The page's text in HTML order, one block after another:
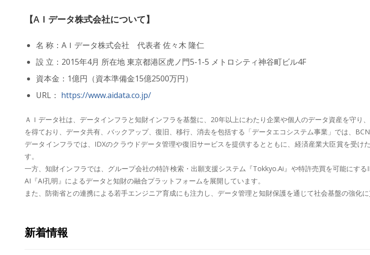
【AＩデータ株式会社について】
名 称：AＩデータ株式会社 代表者 佐々木 隆仁
設 立：2015年4月 所在地 東京都港区虎ノ門5-1-5 メトロシティ神谷町ビル4F
資本金：1億円（資本準備金15億2500万円）
URL： https://www.aidata.co.jp/
ＡＩデータ社は、データインフラと知財インフラを基盤に、20年以上にわたり企業や個人のデータ資産を守
を得ており、データ共有、バックアップ、復旧、移行、消去を包括する「データエコシステム事業」では、
データインフラでは、IDXのクラウドデータ管理や復旧サービスを提供するとともに、経済産業大臣賞を受
す。
一方、知財インフラでは、グループ会社の特許検索・出願支援システム『Tokkyo.Ai』や特許売買を可能にす
AI『AI孔明』によるデータと知財の融合プラットフォームを展開しています。
また、防衛省との連携による若手エンジニア育成にも注力し、データ管理と知財保護を通じて社会基盤の強化に
新着情報